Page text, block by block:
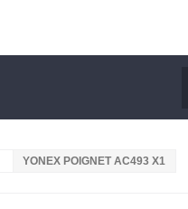
YONEX POIGNET AC493 X1